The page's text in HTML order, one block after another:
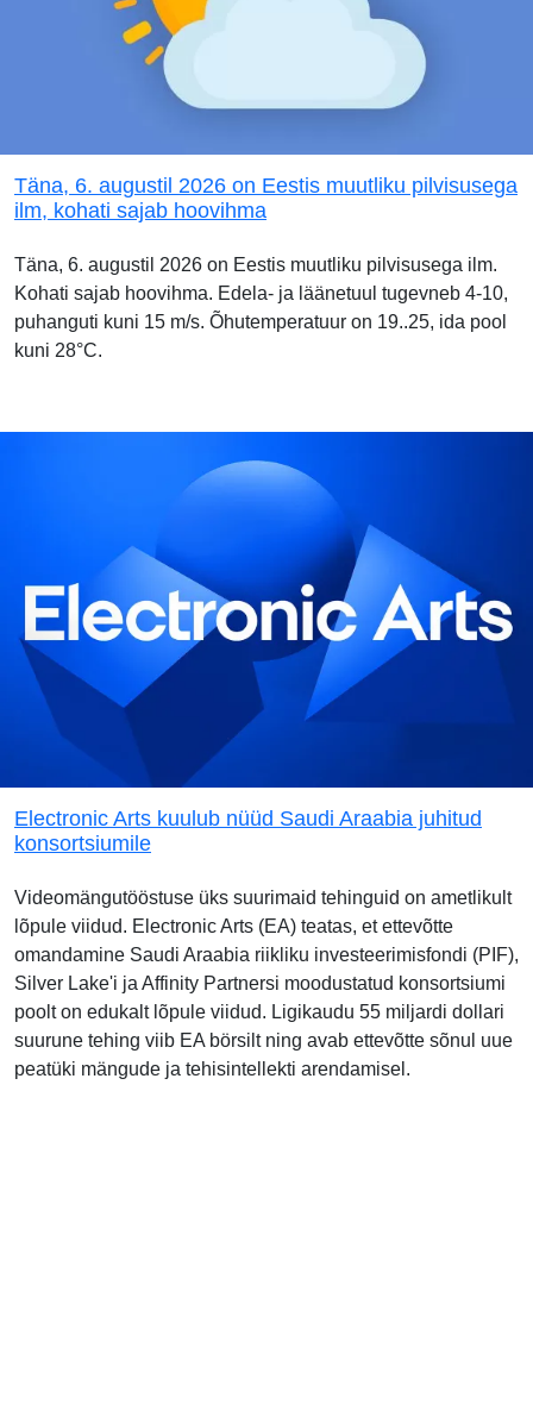
Täna, 6. augustil 2026 on Eestis muutliku pilvisusega
ilm, kohati sajab hoovihma
Täna, 6. augustil 2026 on Eestis muutliku pilvisusega ilm.
Kohati sajab hoovihma. Edela- ja läänetuul tugevneb 4-10,
puhanguti kuni 15 m/s. Õhutemperatuur on 19..25, ida pool
kuni 28°C.
Electronic Arts kuulub nüüd Saudi Araabia juhitud
konsortsiumile
Videomängutööstuse üks suurimaid tehinguid on ametlikult
lõpule viidud. Electronic Arts (EA) teatas, et ettevõtte
omandamine Saudi Araabia riikliku investeerimisfondi (PIF),
Silver Lake'i ja Affinity Partnersi moodustatud konsortsiumi
poolt on edukalt lõpule viidud. Ligikaudu 55 miljardi dollari
suurune tehing viib EA börsilt ning avab ettevõtte sõnul uue
peatüki mängude ja tehisintellekti arendamisel.